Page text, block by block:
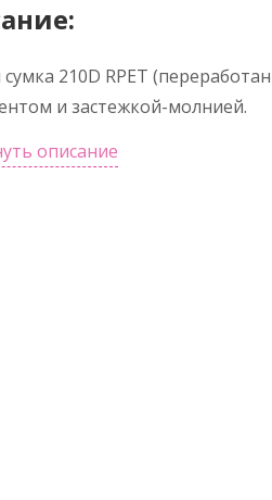
сумка 210D RPET
и застежкой-молнией.
описание